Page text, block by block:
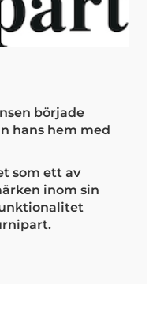
började
hans hem med
som ett av
inom sin